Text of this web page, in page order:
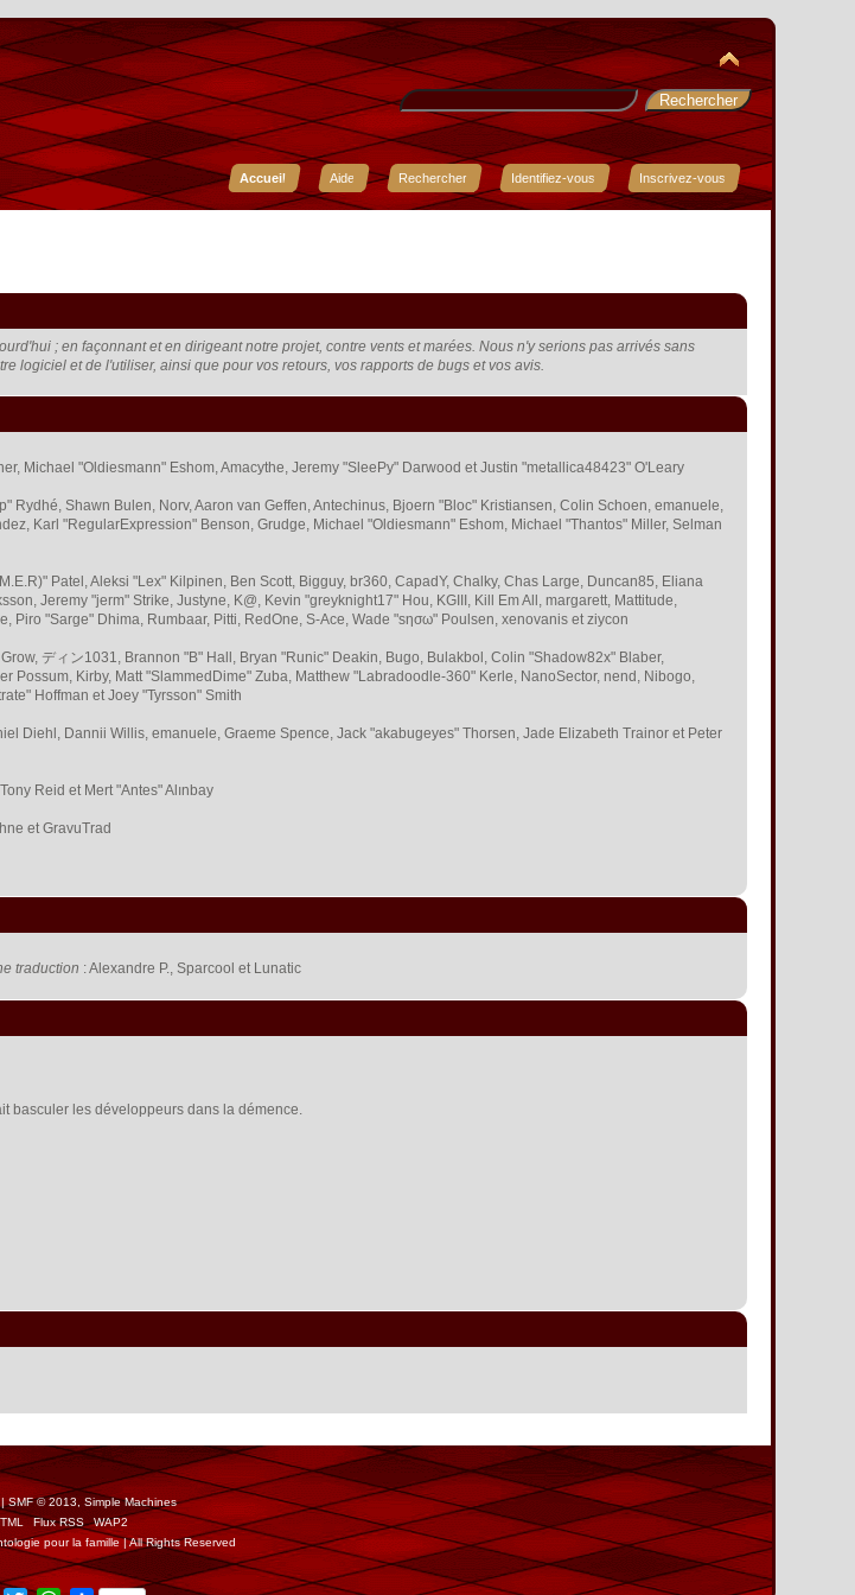
Accueil
Aide Rechercher Identifiez-vous Inscrivez-vous
; en façonnant et en dirigeant notre projet, contre vents et marées. Nous n'y serions pas arrivés sans
logiciel et de l'utiliser, ainsi que pour vos retours, vos rapports de bugs et vos avis.
Michael "Oldiesmann" Eshom, Amacythe, Jeremy "SleePy" Darwood et Justin "metallica48423" O'Leary
Shawn Bulen, Norv, Aaron van Geffen, Antechinus, Bjoern "Bloc" Kristiansen, Colin Schoen, emanuele,
Karl "RegularExpression" Benson, Grudge, Michael "Oldiesmann" Eshom, Michael "Thantos" Miller, Selman
Patel, Aleksi "Lex" Kilpinen, Ben Scott, Bigguy, br360, CapadY, Chalky, Chas Large, Duncan85, Eliana
Jeremy "jerm" Strike, Justyne, K@, Kevin "greyknight17" Hou, KGIII, Kill Em All, margarett, Mattitude,
Piro "Sarge" Dhima, Rumbaar, Pitti, RedOne, S-Ace, Wade "sησω" Poulsen, xenovanis et ziycon
ディン1031, Brannon "B" Hall, Bryan "Runic" Deakin, Bugo, Bulakbol, Colin "Shadow82x" Blaber,
Possum, Kirby, Matt "SlammedDime" Zuba, Matthew "Labradoodle-360" Kerle, NanoSector, nend, Nibogo,
Hoffman et Joey "Tyrsson" Smith
Diehl, Dannii Willis, emanuele, Graeme Spence, Jack "akabugeyes" Thorsen, Jade Elizabeth Trainor et Peter
Reid et Mert "Antes" Alınbay
et GravuTrad
traduction : Alexandre P., Sparcool et Lunatic
basculer les développeurs dans la démence.
| SMF © 2013
Simple Machines
Flux RSS
WAP2
pour la famille | All Rights Reserved